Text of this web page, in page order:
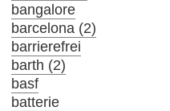
bangalore
barcelona (2)
barrierefrei
barth (2)
basf
batterie